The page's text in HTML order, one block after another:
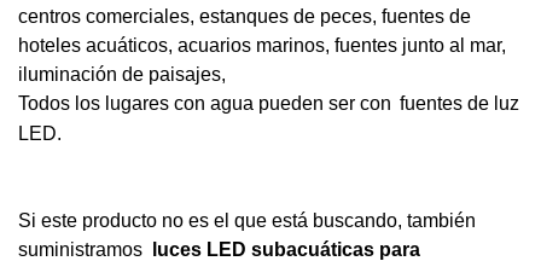
centros comerciales, estanques de peces, fuentes de
hoteles acuáticos, acuarios marinos, fuentes junto al mar,
iluminación de paisajes,
Todos los lugares con agua pueden ser con fuentes de luz
LED.
Si este producto no es el que está buscando, también
suministramos
luces LED subacuáticas para